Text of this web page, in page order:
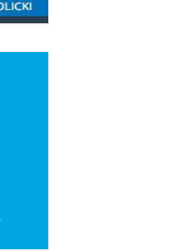
“Żołnierzy